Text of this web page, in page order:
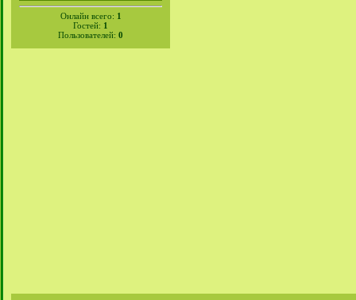
Онлайн всего: 1
Гостей: 1
Пользователей: 0